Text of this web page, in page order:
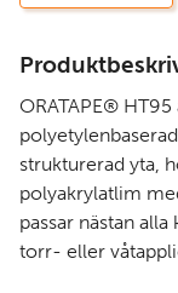
ORATAPE®
strukturerad yta,
polyakrylatlim
passar nästan
torr- eller